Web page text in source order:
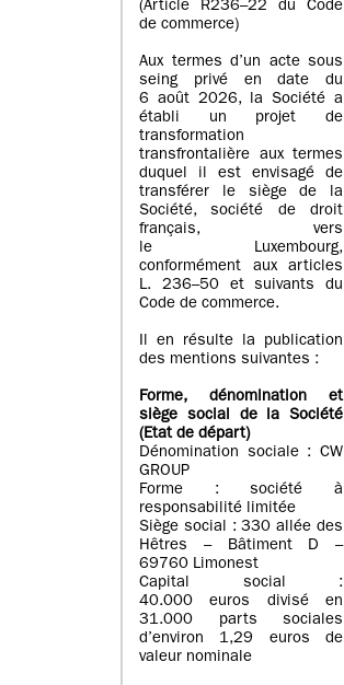
(Article R236–22 du Code
de commerce)
Aux termes d’un acte sous
seing privé en date du
6 août 2026, la Société a
établi un projet de
transformation
transfrontalière aux termes
duquel il est envisagé de
transférer le siège de la
Société, société de droit
français, vers
le Luxembourg,
conformément aux articles
L. 236–50 et suivants du
Code de commerce.
Il en résulte la publication
des mentions suivantes :
Forme, dénomination et
siège social de la Société
(Etatde départ)
Dénomination sociale : CW
GROUP
Forme : société à
responsabilité limitée
Siège social : 330 allée des
Hêtres – Bâtiment D –
69760 Limonest
Capital social :
40.000 euros divisé en
31.000 parts sociales
d’environ 1,29 euros de
valeur nominale